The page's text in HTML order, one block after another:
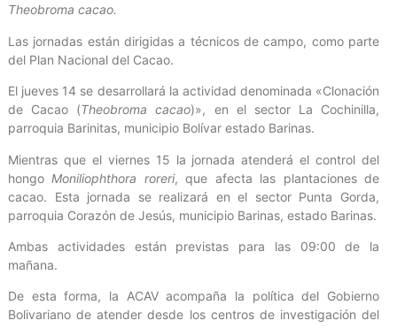
Theobroma cacao.
Las jornadas están dirigidas a técnicos de campo, como parte
del Plan Nacional del Cacao.
El jueves 14 se desarrollará la actividad denominada «Clonación
de Cacao (Theobroma cacao)», en el sector La Cochinilla,
parroquia Barinitas, municipio Bolívar estado Barinas.
Mientras que el viernes 15 la jornada atenderá el control del
hongo Moniliophthora roreri, que afecta las plantaciones de
cacao. Esta jornada se realizará en el sector Punta Gorda,
parroquia Corazón de Jesús, municipio Barinas, estado Barinas.
Ambas actividades están previstas para las 09:00 de la
mañana.
De esta forma, la ACAV acompaña la política del Gobierno
Bolivariano de atender desde los centros de investigación del